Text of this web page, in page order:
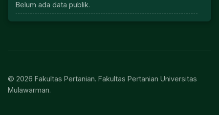
Belum ada data publik.
© 2026 Fakultas Pertanian. Fakultas Pertanian Universitas
Mulawarman.